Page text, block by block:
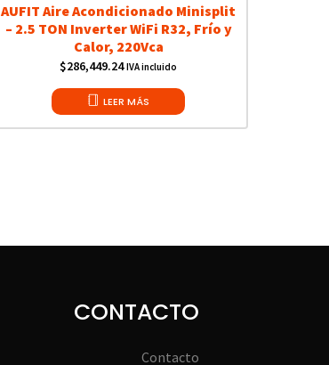
AUFIT Aire Acondicionado Minisplit
– 2.5 TON Inverter WiFi R32, Frío y
Calor, 220Vca
$286,449.24 IVA incluido
LEER MÁS
CONTACTO
Contacto